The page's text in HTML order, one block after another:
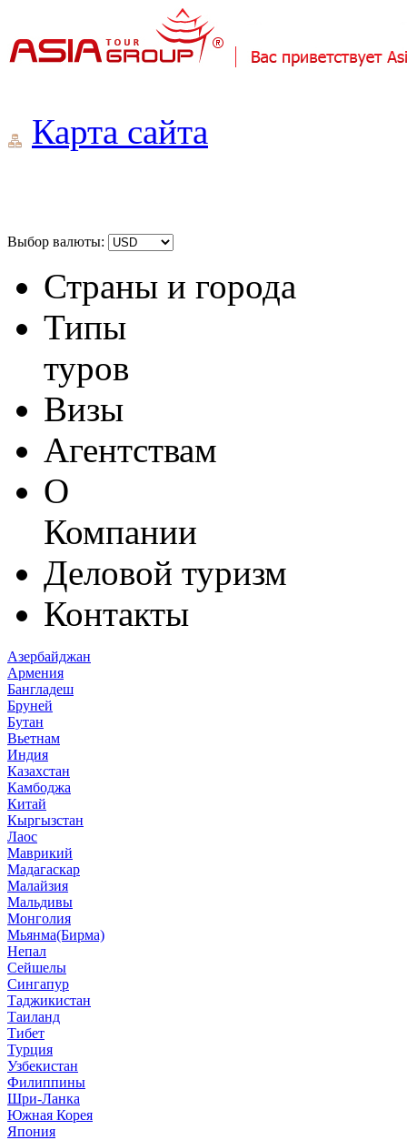
Карта сайта
Выбор валюты:
Страны и города
Типы
туров
Визы
Агентствам
О
Компании
Деловой туризм
Контакты
Азербайджан
Армения
Бангладеш
Бруней
Бутан
Вьетнам
Индия
Казахстан
Камбоджа
Китай
Кыргызстан
Лаос
Маврикий
Мадагаскар
Малайзия
Мальдивы
Монголия
Мьянма(Бирма)
Непал
Сейшелы
Сингапур
Таджикистан
Таиланд
Тибет
Турция
Узбекистан
Филиппины
Шри-Ланка
Южная Корея
Япония